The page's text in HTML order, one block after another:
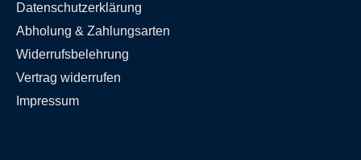
Datenschutzerklärung
Abholung & Zahlungsarten
Widerrufsbelehrung
Vertrag widerrufen
Impressum